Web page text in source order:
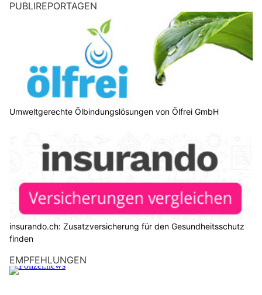
PUBLIREPORTAGEN
Umweltgerechte Ölbindungslösungen von Ölfrei GmbH
insurando.ch: Zusatzversicherung für den Gesundheitsschutz
finden
EMPFEHLUNGEN